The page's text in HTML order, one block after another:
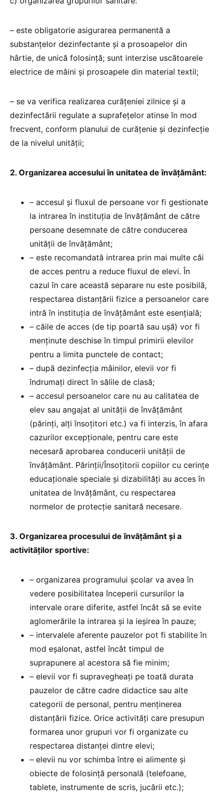
– este obligatorie asigurarea permanentă a
substanţelor dezinfectante şi a prosoapelor din
hârtie, de unică folosinţă; sunt interzise uscătoarele
electrice de mâini şi prosoapele din material textil;
– se va verifica realizarea curăţeniei zilnice şi a
dezinfectării regulate a suprafeţelor atinse în mod
frecvent, conform planului de curăţenie şi dezinfecţie
de la nivelul unităţii;
2. Organizarea accesului în unitatea de învăţământ:
– accesul şi fluxul de persoane vor fi gestionate
la intrarea în instituţia de învăţământ de către
persoane desemnate de către conducerea
unităţii de învăţământ;
– este recomandată intrarea prin mai multe căi
de acces pentru a reduce fluxul de elevi. În
cazul în care această separare nu este posibilă,
respectarea distanţării fizice a persoanelor care
intră în instituţia de învăţământ este esenţială;
– căile de acces (de tip poartă sau uşă) vor fi
menţinute deschise în timpul primirii elevilor
pentru a limita punctele de contact;
– după dezinfecţia mâinilor, elevii vor fi
îndrumaţi direct în sălile de clasă;
– accesul persoanelor care nu au calitatea de
elev sau angajat al unităţii de învăţământ
(părinţi, alţi însoţitori etc.) va fi interzis, în afara
cazurilor excepţionale, pentru care este
necesară aprobarea conducerii unităţii de
învăţământ. Părinţii/Însoţitorii copiilor cu cerinţe
educaţionale speciale şi dizabilităţi au acces în
unitatea de învăţământ, cu respectarea
normelor de protecţie sanitară necesare.
3. Organizarea procesului de învăţământ şi a
activităţilor sportive:
– organizarea programului şcolar va avea în
vedere posibilitatea începerii cursurilor la
intervale orare diferite, astfel încât să se evite
aglomerările la intrarea şi la ieşirea în pauze;
– intervalele aferente pauzelor pot fi stabilite în
mod eşalonat, astfel încât timpul de
suprapunere al acestora să fie minim;
– elevii vor fi supravegheaţi pe toată durata
pauzelor de către cadre didactice sau alte
categorii de personal, pentru menţinerea
distanţării fizice. Orice activităţi care presupun
formarea unor grupuri vor fi organizate cu
respectarea distanţei dintre elevi;
– elevii nu vor schimba între ei alimente și
obiecte de folosinţă personală (telefoane,
tablete, instrumente de scris, jucării etc.);